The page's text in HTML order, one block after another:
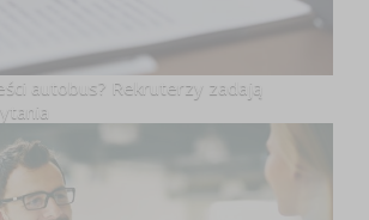
autobus? Rekruterzy zadają